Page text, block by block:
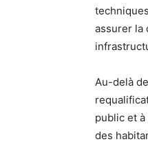
assurer la
Au-delà
public et
des